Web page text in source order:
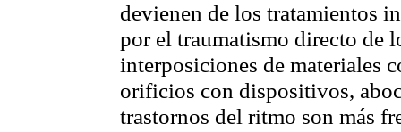
devienen de los tratamientos
por el traumatismo directo de
interposiciones de materiales
orificios con dispositivos,
trastornos del ritmo son más